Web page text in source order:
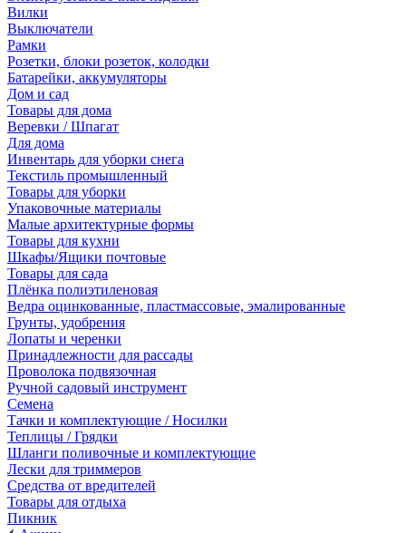
Вилки
Выключатели
Рамки
Розетки, блоки розеток, колодки
Батарейки, аккумуляторы
Дом и сад
Товары для дома
Веревки / Шпагат
Для дома
Инвентарь для уборки снега
Текстиль промышленный
Товары для уборки
Упаковочные материалы
Малые архитектурные формы
Товары для кухни
Шкафы/Ящики почтовые
Товары для сада
Плёнка полиэтиленовая
Ведра оцинкованные, пластмассовые, эмалированные
Грунты, удобрения
Лопаты и черенки
Принадлежности для рассады
Проволока подвязочная
Ручной садовый инструмент
Семена
Тачки и комплектующие / Носилки
Теплицы / Грядки
Шланги поливочные и комплектующие
Лески для триммеров
Средства от вредителей
Товары для отдыха
Пикник